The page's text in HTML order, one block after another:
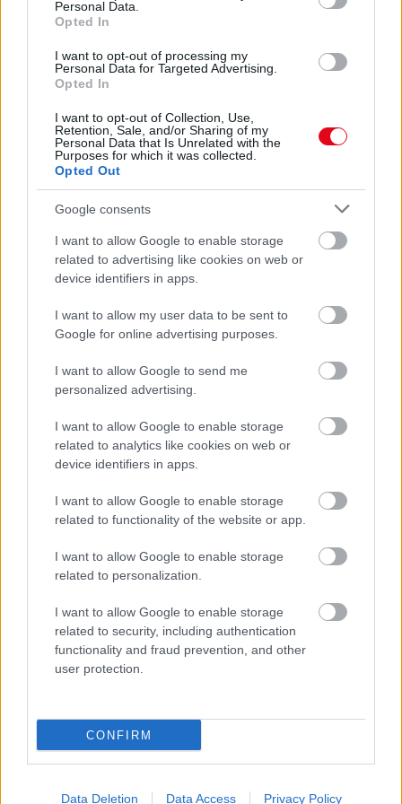
Personal Data.
Opted In
I want to opt-out of processing my
Personal Data for Targeted Advertising.
Opted In
I want to opt-out of Collection, Use,
Retention, Sale, and/or Sharing of my
Personal Data that Is Unrelated with the
Purposes for which it was collected.
Opted Out
Google consents
I want to allow Google to enable storage
related to advertising like cookies on web or
device identifiers in apps.
I want to allow my user data to be sent to
Google for online advertising purposes.
I want to allow Google to send me
personalized advertising.
I want to allow Google to enable storage
related to analytics like cookies on web or
device identifiers in apps.
I want to allow Google to enable storage
related to functionality of the website or app.
I want to allow Google to enable storage
related to personalization.
I want to allow Google to enable storage
related to security, including authentication
functionality and fraud prevention, and other
user protection.
CONFIRM
Data Deletion Data Access Privacy Policy
söpörd a szőnyeg alá
Ezért párásodik be állandóan az ablak – egyszerűbb a
megoldás, mint gondolnád